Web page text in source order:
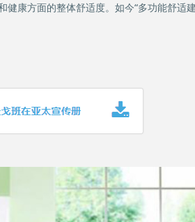
康方面的整体舒适度。如今“多功能舒适